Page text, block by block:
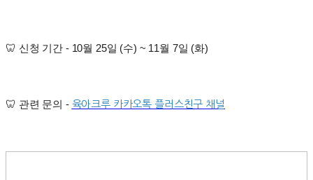
🦷 신청 기간 - 10월 25일 (수) ~ 11월 7일 (화)
🦷 관련 문의 - 육아크루 카카오톡 플러스친구 채널